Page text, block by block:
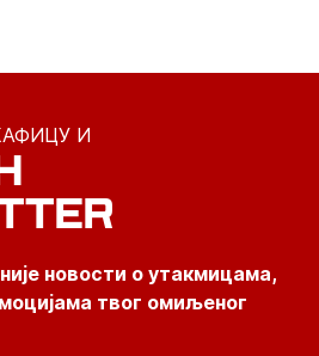
И
новости о утакмицама,
твог омиљеног